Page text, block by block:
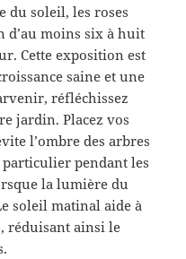
du soleil, les roses
d’au moins six à huit
Cette exposition est
saine et une
réfléchissez
jardin. Placez vos
l’ombre des arbres
pendant les
la lumière du
soleil matinal aide à
réduisant ainsi le